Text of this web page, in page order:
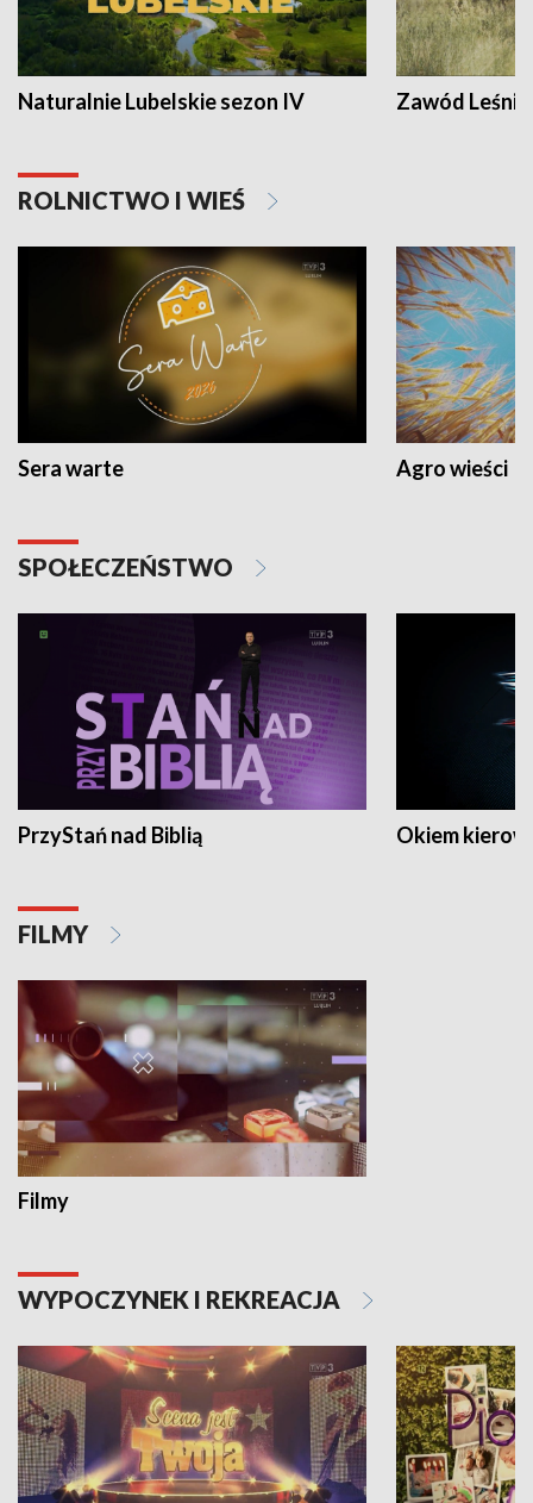
Naturalnie Lubelskie sezon IV Zawód Leśnik
ROLNICTWO I WIEŚ
Sera warte Agro wieści
SPOŁECZEŃSTWO
PrzyStań nad Biblią Okiem
FILMY
Filmy
WYPOCZYNEK I REKREACJA